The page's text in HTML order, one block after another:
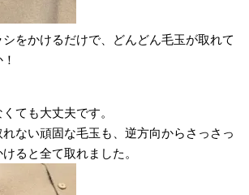
をかけるだけで、どんどん毛玉が取れて
ても大丈夫です。
ない頑固な毛玉も、逆方向からさっさっ
ると全て取れました。